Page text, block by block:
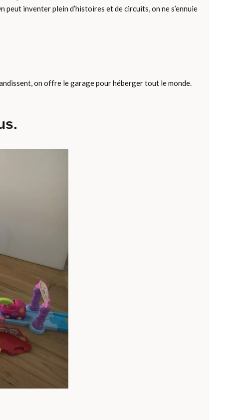
inventer plein d’histoires et de circuits, on ne s’ennuie
on offre le garage pour héberger tout le monde.